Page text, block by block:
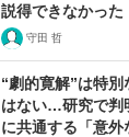
説得できなかった
守田 哲
“劇的寛解”は特
はない…研究で判
に共通する「意外